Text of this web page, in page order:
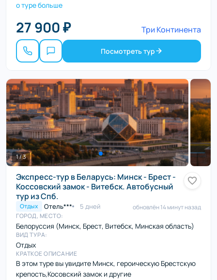
о туре больше
27 900 ₽ Три Континента
Посмотреть тур
Экспресс-тур в Беларусь: Минск - Брест -
Коссовский замок - Витебск. Автобусный
тур из Спб.
Отдых Отель*** 5 дней
обновлён 14 минут назад
ГОРОД, МЕСТО:
Белоруссия (Минск, Брест, Витебск, Минская область)
ВИД ТУРА:
Отдых
КРАТКОЕ ОПИСАНИЕ
В этом туре вы увидите Минск, героическую Брестскую
крепость,Косовский замок и другие
1 / 3